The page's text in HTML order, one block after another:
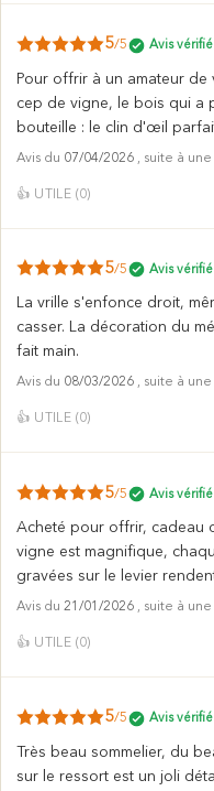
5/5 Avis vérifié
Pour offrir à un amateur de
cep de vigne, le bois qui a
bouteille : le clin d'œil
Avis du 07/04/2026 , suite à
👍 UTILE (0)
5/5 Avis vérifié
La vrille s'enfonce droit,
casser. La décoration du
fait main.
Avis du 08/03/2026 , suite à
👍 UTILE (0)
5/5 Avis vérifié
Acheté pour offrir, cadeau
vigne est magnifique,
gravées sur le levier
Avis du 21/01/2026 , suite à
👍 UTILE (0)
5/5 Avis vérifié
Très beau sommelier, du
sur le ressort est un joli